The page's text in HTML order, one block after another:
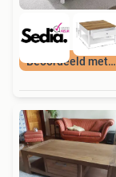
Beoordeeld met 9+